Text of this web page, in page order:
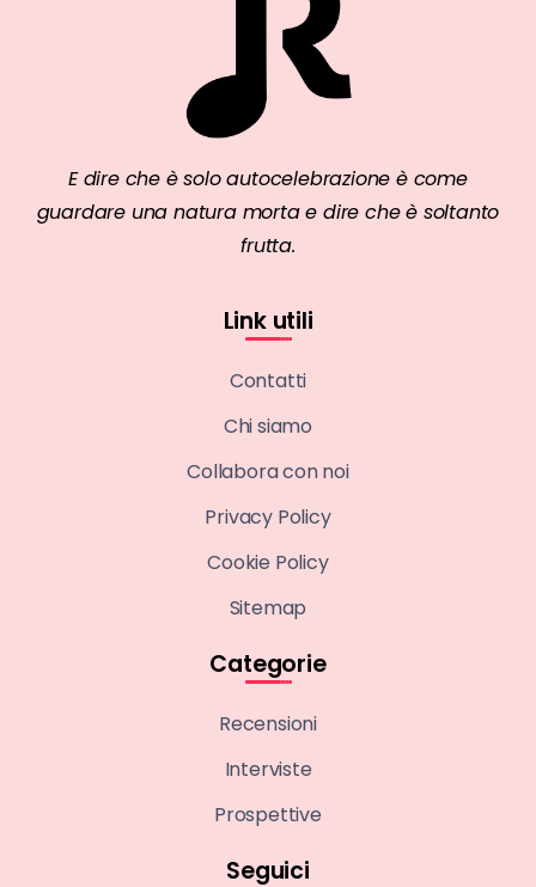
E dire che è solo autocelebrazione è come
guardare una natura morta e dire che è soltanto
frutta.
Link utili
Contatti
Chi siamo
Collabora con noi
Privacy Policy
Cookie Policy
Sitemap
Categorie
Recensioni
Interviste
Prospettive
Seguici